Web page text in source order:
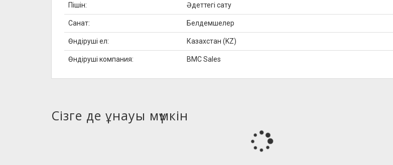
Пішін: Әдеттегі сату
Санат: Белдемшелер
Өндіруші ел: Казахстан (KZ)
Өндіруші компания: BMC Sales
Сізге де ұнауы мүмкін